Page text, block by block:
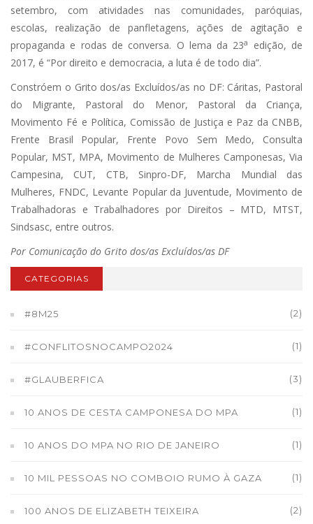
setembro, com atividades nas comunidades, paróquias,
escolas, realização de panfletagens, ações de agitação e
propaganda e rodas de conversa. O lema da 23a
edição, de
2017, é “Por direito e democracia, a luta é de todo dia”.
Constróem o Grito dos/as Excluídos/as no DF: Cáritas, Pastoral
do Migrante, Pastoral do Menor, Pastoral da Criança,
Movimento Fé e Política, Comissão de Justiça e Paz da CNBB,
Frente Brasil Popular, Frente Povo Sem Medo, Consulta
Popular, MST, MPA, Movimento de Mulheres Camponesas, Via
Campesina, CUT, CTB, Sinpro-DF, Marcha Mundial das
Mulheres, FNDC, Levante Popular da Juventude, Movimento de
Trabalhadoras e Trabalhadores por Direitos – MTD, MTST,
Sindsasc, entre outros.
Por Comunicação do Grito dos/as Excluídos/as DF
CATEGORIAS
#8M25 (2)
#CONFLITOSNOCAMPO2024 (1)
#GLAUBERFICA (3)
10 ANOS DE CESTA CAMPONESA DO MPA (1)
10 ANOS DO MPA NO RIO DE JANEIRO (1)
10 MIL PESSOAS NO COMBOIO RUMO À GAZA (1)
100 ANOS DE ELIZABETH TEIXEIRA (2)